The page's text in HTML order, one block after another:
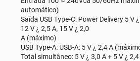
automático)
Saída USB Type-C: Power Delivery 5 V
12 V ¿ 2,5 A, 15 V ¿ 2,0
A (máximo)
USB Type-A: USB-A: 5 V ¿ 2,4 A
Total simultâneo: 5 V ¿ 3,0 A + 5 V ¿